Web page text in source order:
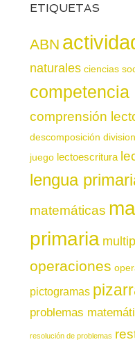
ETIQUETAS
ABN
naturales ciencias
comprensión
descomposición
juego lectoescritura
lengua
matemáticas
primaria
operaciones
pictogramas
problemas
resolución de problemas